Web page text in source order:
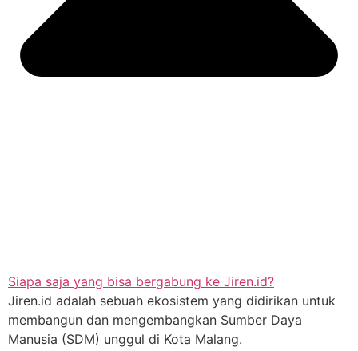
Siapa saja yang bisa bergabung ke Jiren.id?
Jiren.id adalah sebuah ekosistem yang didirikan untuk
membangun dan mengembangkan Sumber Daya
Manusia (SDM) unggul di Kota Malang.